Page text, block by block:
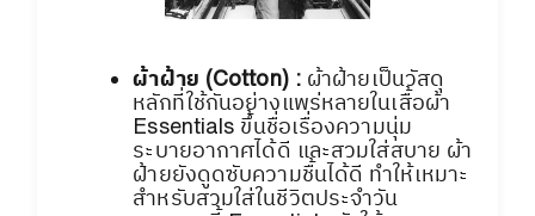
ผ้าฝ้าย (Cotton) : ผ้าฝ้ายเป็นวัสดุ
หลักที่ใช้กันอย่างแพร่หลายในเสื้อผ้า
Essentials ขึ้นชื่อเรื่องความนุ่ม
ระบายอากาศได้ดี และสวมใส่สบาย ผ้า
ฝ้ายยังดูดซับความชื้นได้ดี ทำให้เหมาะ
สำหรับสวมใส่ในชีวิตประจำวัน